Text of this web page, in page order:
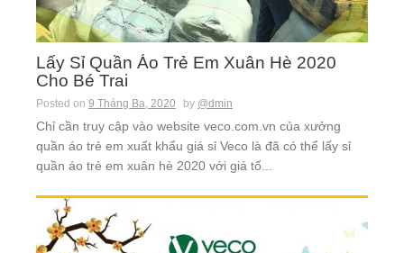
Lấy Sỉ Quần Áo Trẻ Em Xuân Hè 2020
Cho Bé Trai
Posted on 9 Tháng Ba, 2020 by @dmin
Chỉ cần truy cập vào website veco.com.vn của xưởng
quần áo trẻ em xuất khẩu giá sỉ Veco là đã có thể lấy sỉ
quần áo trẻ em xuân hè 2020 với giá tố...